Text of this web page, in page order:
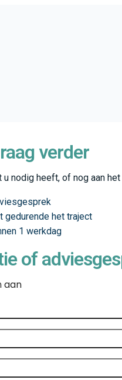
verder
nodig heeft, of nog aan
gedurende het traject
1 werkdag
of
aan